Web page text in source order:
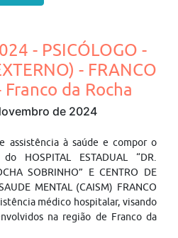
- PSICÓLOGO -
- FRANCO
Franco da Rocha
de 2024
assistência à saúde e compor o
HOSPITAL ESTADUAL “DR.
SOBRINHO” E CENTRO DE
MENTAL (CAISM) FRANCO
médico hospitalar, visando
na região de Franco da